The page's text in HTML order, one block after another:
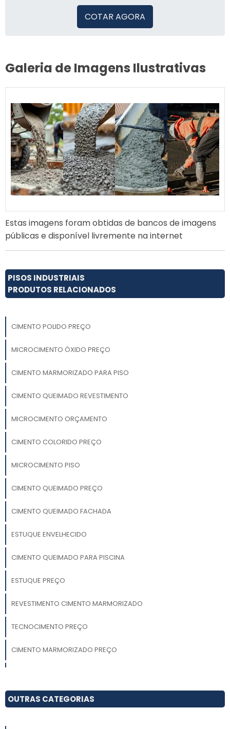
COTAR AGORA
Galeria de Imagens Ilustrativas
Estas imagens foram obtidas de bancos de imagens
públicas e disponível livremente na internet
PISOS INDUSTRIAIS
PRODUTOS RELACIONADOS
CIMENTO POLIDO PREÇO
MICROCIMENTO ÓXIDO PREÇO
CIMENTO MARMORIZADO PARA PISO
CIMENTO QUEIMADO REVESTIMENTO
MICROCIMENTO ORÇAMENTO
CIMENTO COLORIDO PREÇO
MICROCIMENTO PISO
CIMENTO QUEIMADO PREÇO
CIMENTO QUEIMADO FACHADA
ESTUQUE ENVELHECIDO
CIMENTO QUEIMADO PARA PISCINA
ESTUQUE PREÇO
REVESTIMENTO CIMENTO MARMORIZADO
TECNOCIMENTO PREÇO
CIMENTO MARMORIZADO PREÇO
CIMENTO QUEIMADO M2
OUTRAS CATEGORIAS